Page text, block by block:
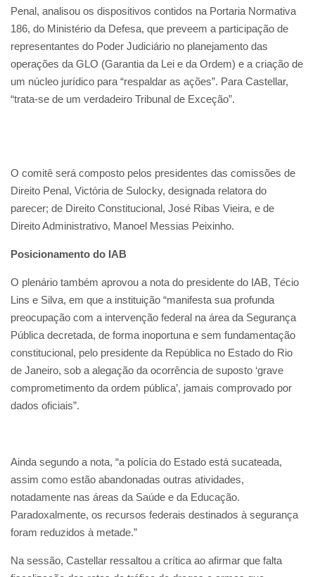
Penal, analisou os dispositivos contidos na Portaria Normativa
186, do Ministério da Defesa, que preveem a participação de
representantes do Poder Judiciário no planejamento das
operações da GLO (Garantia da Lei e da Ordem) e a criação de
um núcleo jurídico para “respaldar as ações”. Para Castellar,
“trata-se de um verdadeiro Tribunal de Exceção”.
O comitê será composto pelos presidentes das comissões de
Direito Penal, Victória de Sulocky, designada relatora do
parecer; de Direito Constitucional, José Ribas Vieira, e de
Direito Administrativo, Manoel Messias Peixinho.
Posicionamento do IAB
O plenário também aprovou a nota do presidente do IAB, Técio
Lins e Silva, em que a instituição “manifesta sua profunda
preocupação com a intervenção federal na área da Segurança
Pública decretada, de forma inoportuna e sem fundamentação
constitucional, pelo presidente da República no Estado do Rio
de Janeiro, sob a alegação da ocorrência de suposto ‘grave
comprometimento da ordem pública’, jamais comprovado por
dados oficiais”.
Ainda segundo a nota, “a polícia do Estado está sucateada,
assim como estão abandonadas outras atividades,
notadamente nas áreas da Saúde e da Educação.
Paradoxalmente, os recursos federais destinados à segurança
foram reduzidos à metade.”
Na sessão, Castellar ressaltou a crítica ao afirmar que falta